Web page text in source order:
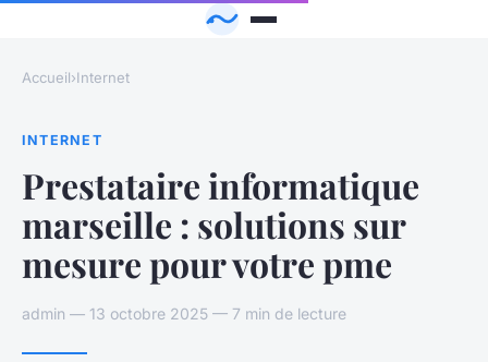
Accueil›Internet
INTERNET
Prestataire informatique
marseille : solutions sur
mesure pour votre pme
admin — 13 octobre 2025 — 7 min de lecture